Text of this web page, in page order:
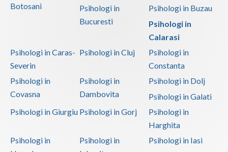
Botosani
Psihologi in
Bucuresti
Psihologi in Buzau
Psihologi in
Calarasi
Psihologi in Caras-
Severin
Psihologi in Cluj
Psihologi in
Constanta
Psihologi in
Covasna
Psihologi in
Dambovita
Psihologi in Dolj
Psihologi in Galati
Psihologi in Giurgiu Psihologi in Gorj
Psihologi in
Harghita
Psihologi in
Psihologi in
Psihologi in Iasi